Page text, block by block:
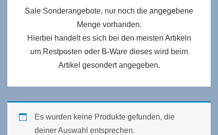
Sale Sonderangebote, nur noch die angegebene
Menge vorhanden.
Hierbei handelt es sich bei den meisten Artikeln
um Restposten oder B-Ware dieses wird beim
Artikel gesondert angegeben.
Es wurden keine Produkte gefunden, die
deiner Auswahl entsprechen.